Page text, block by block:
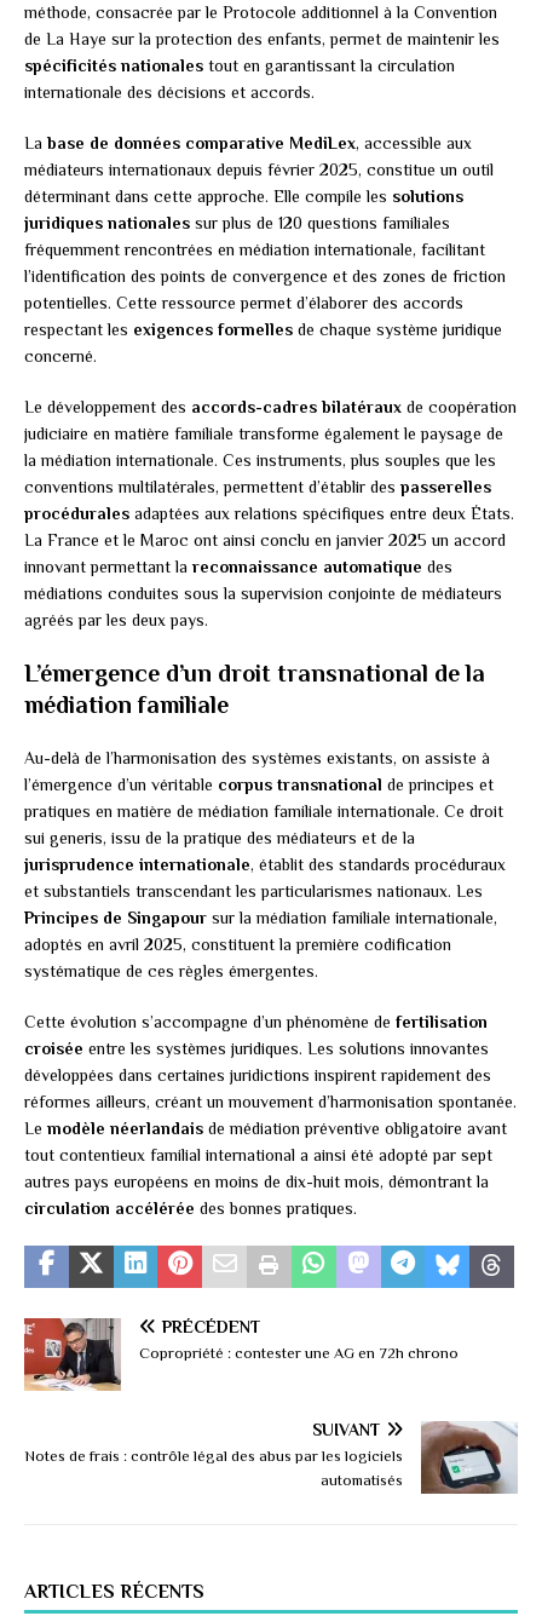
méthode, consacrée par le Protocole additionnel à la Convention
de La Haye sur la protection des enfants, permet de maintenir les
spécificités nationales tout en garantissant la circulation
internationale des décisions et accords.
Labase de données comparative MediLex, accessible aux
médiateurs internationaux depuis février 2025, constitue un outil
déterminant dans cette approche. Elle compile les solutions
juridiques nationales sur plus de 120 questions familiales
fréquemment rencontrées en médiation internationale, facilitant
l’identification des points de convergence et des zones de friction
potentielles. Cette ressource permet d’élaborer des accords
respectant les exigences formelles de chaque système juridique
concerné.
Le développement des accords-cadres bilatéraux de coopération
judiciaire en matière familiale transforme également le paysage de
la médiation internationale. Ces instruments, plus souples que les
conventions multilatérales, permettent d’établir des passerelles
procédurales adaptées aux relations spécifiques entre deux États.
La France et le Maroc ont ainsi conclu en janvier 2025 un accord
innovant permettant la reconnaissance automatique des
médiations conduites sous la supervision conjointe de médiateurs
agréés par les deux pays.
L’émergence d’un droit transnational de la
médiation familiale
Au-delà de l’harmonisation des systèmes existants, on assiste à
l’émergence d’un véritable corpus transnational de principes et
pratiques en matière de médiation familiale internationale. Ce droit
sui generis, issu de la pratique des médiateurs et de la
jurisprudence internationale, établit des standards procéduraux
et substantiels transcendant les particularismes nationaux. Les
Principes de Singapour sur la médiation familiale internationale,
adoptés en avril 2025, constituent la première codification
systématique de ces règles émergentes.
Cette évolution s’accompagne d’un phénomène de fertilisation
croisée entre les systèmes juridiques. Les solutions innovantes
développées dans certaines juridictions inspirent rapidement des
réformes ailleurs, créant un mouvement d’harmonisation spontanée.
Le modèle néerlandais de médiation préventive obligatoire avant
tout contentieux familial international a ainsi été adopté par sept
autres pays européens en moins de dix-huit mois, démontrant la
circulation accélérée des bonnes pratiques.
PRÉCÉDENT
Copropriété : contester une AG en 72h chrono
SUIVANT
Notes de frais : contrôle légal des abus par les logiciels
automatisés
ARTICLES RÉCENTS